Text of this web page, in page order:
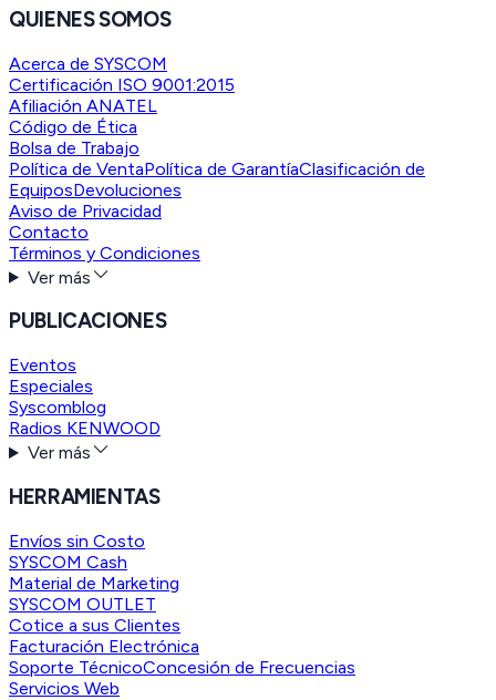
QUIENES SOMOS
Acerca de SYSCOM
Certificación ISO 9001:2015
Afiliación ANATEL
Código de Ética
Bolsa de Trabajo
Política de VentaPolítica de GarantíaClasificación de
EquiposDevoluciones
Aviso de Privacidad
Contacto
Términos y Condiciones
Ver más
PUBLICACIONES
Eventos
Especiales
Syscomblog
Radios KENWOOD
Ver más
HERRAMIENTAS
Envíos sin Costo
SYSCOM Cash
Material de Marketing
SYSCOM OUTLET
Cotice a sus Clientes
Facturación Electrónica
Soporte TécnicoConcesión de Frecuencias
Servicios Web